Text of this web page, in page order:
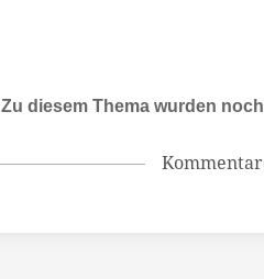
Zu diesem Thema wurden